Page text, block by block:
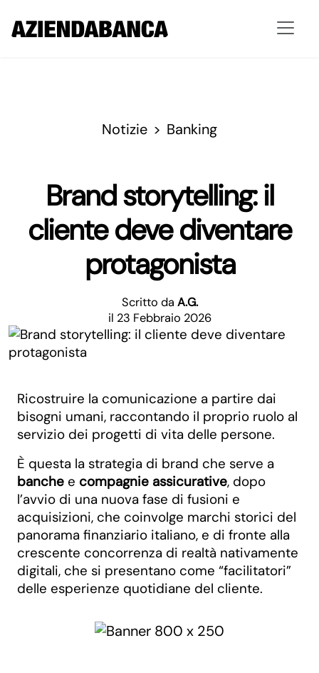
Notizie Banking
Brand storytelling: il
cliente deve diventare
protagonista
Scritto da A.G.
il 23 Febbraio 2026
Ricostruire la comunicazione a partire dai
bisogni umani, raccontando il proprio ruolo al
servizio dei progetti di vita delle persone.
È questa la strategia di brand che serve a
banche e compagnie assicurative, dopo
l’avvio di una nuova fase di fusioni e
acquisizioni, che coinvolge marchi storici del
panorama finanziario italiano, e di fronte alla
crescente concorrenza di realtà nativamente
digitali, che si presentano come “facilitatori”
delle esperienze quotidiane del cliente.